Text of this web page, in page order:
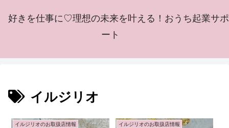
好きを仕事に♡理想の未来を叶える！おうち起業サポ
ート
イルジリオ
イルジリオのお取扱店情報 イルジリオのお取扱店情報